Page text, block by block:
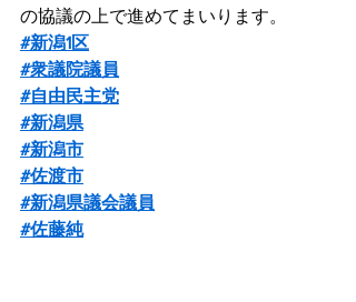
の協議の上で進めてまいります。
#新潟1区
#衆議院議員
#自由民主党
#新潟県
#新潟市
#佐渡市
#新潟県議会議員
#佐藤純